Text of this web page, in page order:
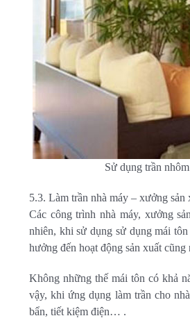
Sử dụng trần
5.3. Làm trần nhà máy – xưởng sản
Các công trình nhà máy, xưởng
nhiên, khi sử dụng sử dụng mái
hưởng đến hoạt động sản xuất
Không những thế mái tôn có khả
vậy, khi ứng dụng làm trần cho
bẩn, tiết kiệm điện… .